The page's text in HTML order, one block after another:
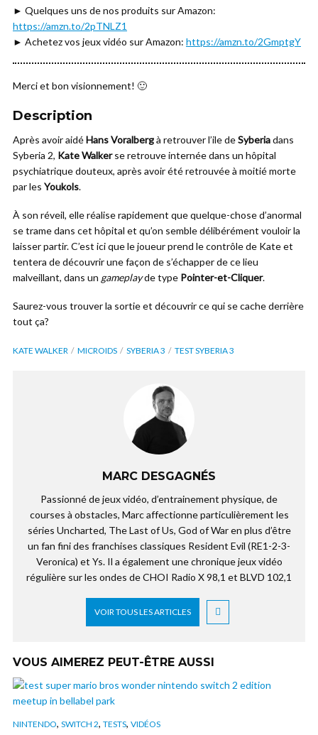
► Quelques uns de nos produits sur Amazon:
https://amzn.to/2pTNLZ1
► Achetez vos jeux vidéo sur Amazon: https://amzn.to/2GmptgY
Merci et bon visionnement! 🙂
Description
Après avoir aidéHans Voralbergà retrouver l’ile deSyberiadans
Syberia 2, Kate Walkerse retrouve internée dans un hôpital
psychiatrique douteux, après avoir été retrouvée à moitié morte
par les Youkols.
À son réveil, elle réalise rapidement que quelque-chose d’anormal
se trame dans cet hôpital et qu’on semble délibérément vouloir la
laisser partir. C’est ici que le joueur prend le contrôle de Kate et
tentera de découvrir une façon de s’échapper de ce lieu
malveillant, dans un gameplayde type Pointer-et-Cliquer.
Saurez-vous trouver la sortie et découvrir ce qui se cache derrière
tout ça?
KATE WALKER MICROIDS SYBERIA 3 TEST SYBERIA 3
MARC DESGAGNÉS
Passionné de jeux vidéo, d’entrainement physique, de
courses à obstacles, Marc affectionne particulièrement les
séries Uncharted, The Last of Us, God of War en plus d’être
un fan fini des franchises classiques Resident Evil (RE1-2-3-
Veronica) et Ys. Il a également une chronique jeux vidéo
régulière sur les ondes de CHOI Radio X 98,1 et BLVD 102,1
VOIR TOUS LES ARTICLES
VOUS AIMEREZ PEUT-ÊTRE AUSSI
NINTENDO, SWITCH 2, TESTS, VIDÉOS